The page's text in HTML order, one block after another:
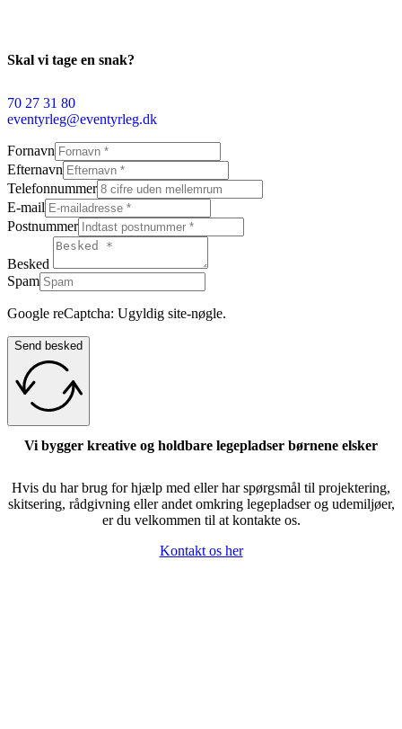
Skal vi tage en snak?
70 27 31 80
eventyrleg@eventyrleg.dk
Fornavn
Efternavn
Telefonnummer
E-mail
Postnummer
Besked
Spam
Google reCaptcha: Ugyldig site-nøgle.
Send besked
Vi bygger kreative og holdbare legepladser børnene elsker
Hvis du har brug for hjælp med eller har spørgsmål til projektering,
skitsering, rådgivning eller andet omkring legepladser og udemiljøer,
er du velkommen til at kontakte os.
Kontakt os her